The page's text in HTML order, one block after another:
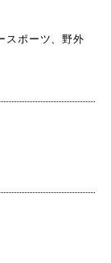
スポーツ、野外